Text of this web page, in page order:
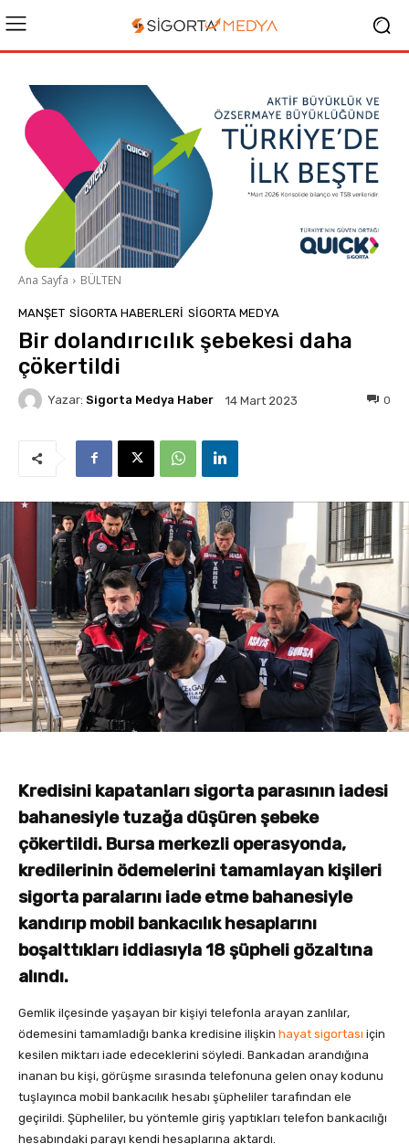
Ana Sayfa BÜLTEN
MANŞET SIGORTA HABERLERI SIGORTA MEDYA
Bir dolandırıcılık şebekesi daha
çökertildi
Yazar: Sigorta Medya Haber 14 Mart 2023 0
Kredisini kapatanları sigorta parasının iadesi
bahanesiyle tuzağa düşüren şebeke
çökertildi. Bursa merkezli operasyonda,
kredilerinin ödemelerini tamamlayan kişileri
sigorta paralarını iade etme bahanesiyle
kandırıp mobil bankacılık hesaplarını
boşalttıkları iddiasıyla 18 şüpheli gözaltına
alındı.
Gemlik ilçesinde yaşayan bir kişiyi telefonla arayan zanlılar,
ödemesini tamamladığı banka kredisine ilişkin hayat sigortası için
kesilen miktarı iade edeceklerini söyledi. Bankadan arandığına
inanan bu kişi, görüşme sırasında telefonuna gelen onay kodunu
tuşlayınca mobil bankacılık hesabı şüpheliler tarafından ele
geçirildi. Şüpheliler, bu yöntemle giriş yaptıkları telefon bankacılığı
hesabındaki parayı kendi hesaplarına aktardı.